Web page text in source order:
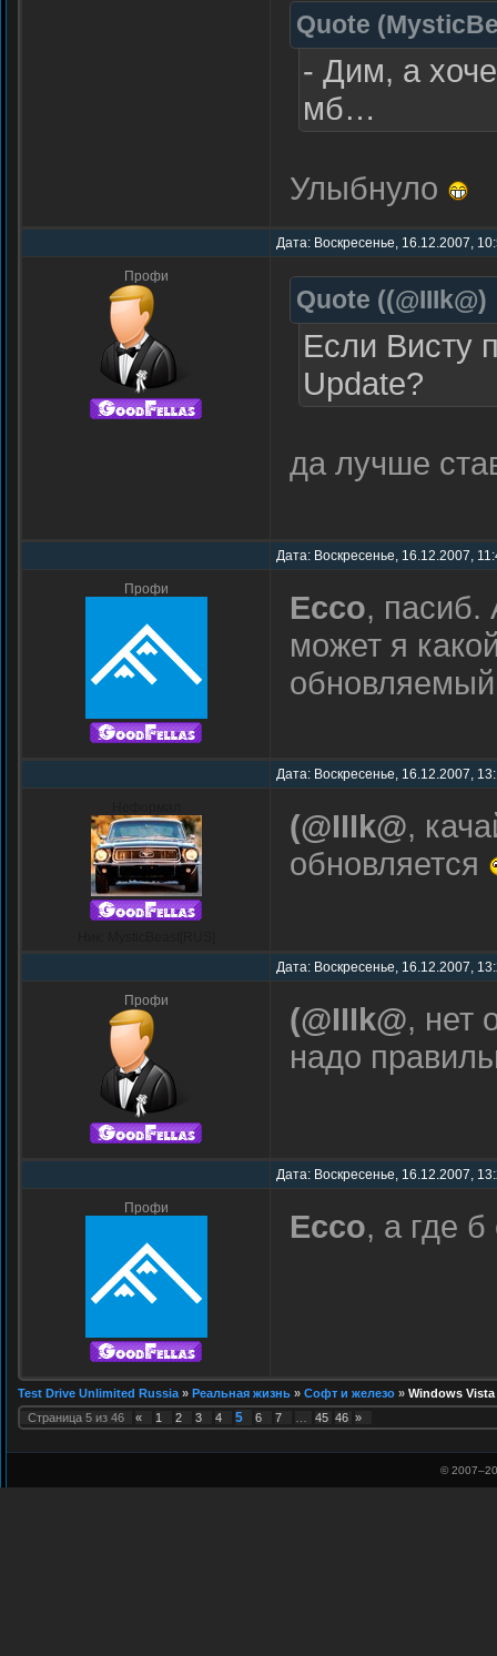
Quote (
- Дим, а
мб…
Улыбнуло
Дата: Воскресенье, 16.12.2007,
Профи
Quote ((@IIIk@)
Если Висту
Update?
да лучше
Дата: Воскресенье, 16.12.2007,
Профи Ecco, пасиб.
может я
Дата: Воскресенье, 16.12.2007,
(@IIIk@,
обновляется
Дата: Воскресенье, 16.12.2007,
Профи (@IIIk@, нет
надо
Дата: Воскресенье, 16.12.2007,
Профи Ecco, а где
Test Drive Unlimited Russia » Реальная жизнь » Софт и железо » Windows Vista
Страница 5 из 46 « 1 2 3 4 5 6 7 45 46 »
© 2007–